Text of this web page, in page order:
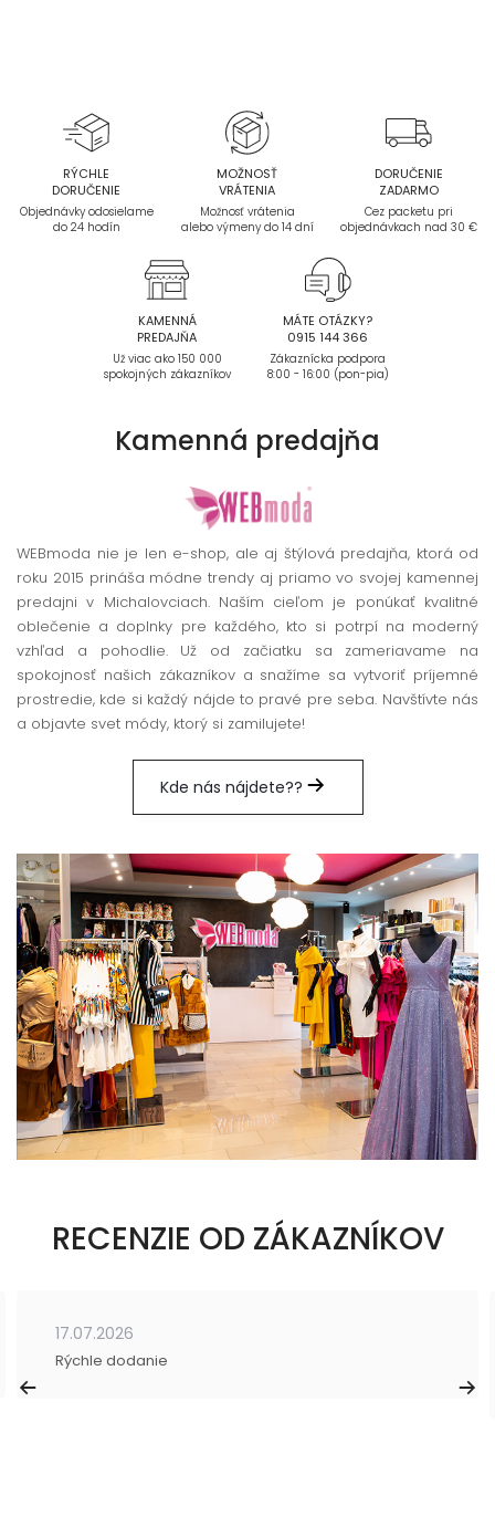
RÝCHLE
DORUČENIE
Objednávky odosielame
do 24 hodín
MOŽNOSŤ
VRÁTENIA
Možnosť vrátenia
alebo výmeny do 14 dní
DORUČENIE
ZADARMO
Cez packetu pri
objednávkach nad 30 €
KAMENNÁ
PREDAJŇA
Už viac ako 150 000
spokojných zákazníkov
MÁTE OTÁZKY?
0915 144 366
Zákaznícka podpora
8:00 - 16:00 (pon-pia)
Kamenná predajňa
WEBmoda nie je len e-shop, ale aj štýlová predajňa, ktorá od
roku 2015 prináša módne trendy aj priamo vo svojej kamennej
predajni v Michalovciach. Naším cieľom je ponúkať kvalitné
oblečenie a doplnky pre každého, kto si potrpí na moderný
vzhľad a pohodlie. Už od začiatku sa zameriavame na
spokojnosť našich zákazníkov a snažíme sa vytvoriť príjemné
prostredie, kde si každý nájde to pravé pre seba. Navštívte nás
a objavte svet módy, ktorý si zamilujete!
Kde nás nájdete??
RECENZIE OD ZÁKAZNÍKOV
17.07.2026
Rýchle dodanie